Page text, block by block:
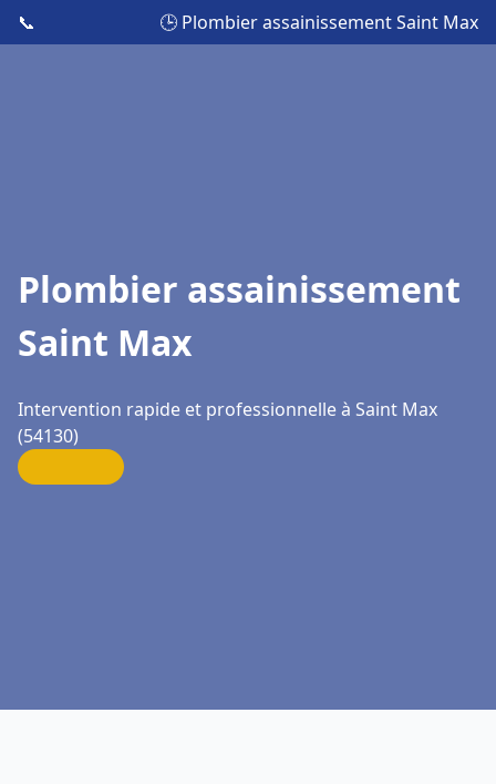
📞 🕒 Plombier assainissement Saint Max
Plombier assainissement
Saint Max
Intervention rapide et professionnelle à Saint Max
(54130)